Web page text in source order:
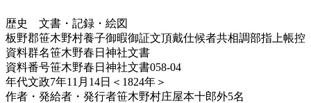
歴史
文書・記録・絵図
板野郡笹木野村養子御暇御証文頂戴仕候者共相調部指上帳控
資料群名笹木野春日神社文書
資料番号笹木野春日神社文書058-04
年代文政7年11月14日＜1824年＞
作者・発給者・発行者笹木野村庄屋本十郎外5名